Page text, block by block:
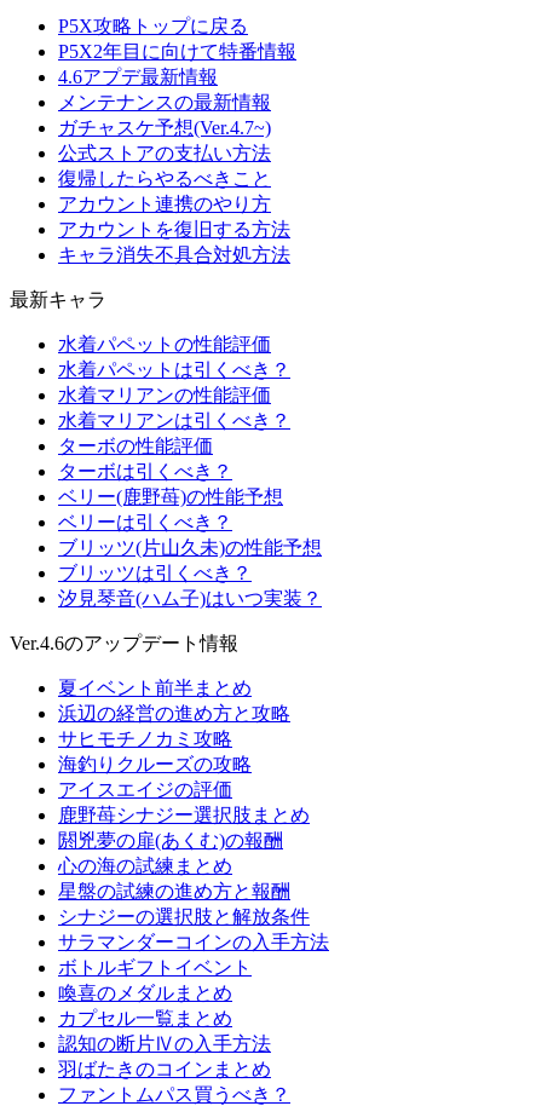
P5X攻略トップに戻る
P5X2年目に向けて特番情報
4.6アプデ最新情報
メンテナンスの最新情報
ガチャスケ予想(Ver.4.7~)
公式ストアの支払い方法
復帰したらやるべきこと
アカウント連携のやり方
アカウントを復旧する方法
キャラ消失不具合対処方法
最新キャラ
水着パペットの性能評価
水着パペットは引くべき？
水着マリアンの性能評価
水着マリアンは引くべき？
ターボの性能評価
ターボは引くべき？
ベリー(鹿野苺)の性能予想
ベリーは引くべき？
ブリッツ(片山久未)の性能予想
ブリッツは引くべき？
汐見琴音(ハム子)はいつ実装？
Ver.4.6のアップデート情報
夏イベント前半まとめ
浜辺の経営の進め方と攻略
サヒモチノカミ攻略
海釣りクルーズの攻略
アイスエイジの評価
鹿野苺シナジー選択肢まとめ
閼兇夢の扉(あくむ)の報酬
心の海の試練まとめ
星盤の試練の進め方と報酬
シナジーの選択肢と解放条件
サラマンダーコインの入手方法
ボトルギフトイベント
喚喜のメダルまとめ
カプセル一覧まとめ
認知の断片Ⅳの入手方法
羽ばたきのコインまとめ
ファントムパス買うべき？